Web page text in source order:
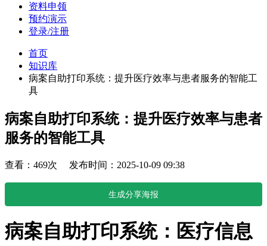
资料申领
预约演示
登录/注册
首页
知识库
病案自助打印系统：提升医疗效率与患者服务的智能工
具
病案自助打印系统：提升医疗效率与患者
服务的智能工具
查看：469次 发布时间：2025-10-09 09:38
生成分享海报
病案自助打印系统：医疗信息